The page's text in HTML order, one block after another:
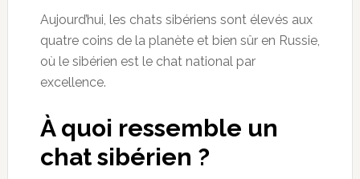
Aujourd’hui, les chats sibériens sont élevés aux
quatre coins de la planète et bien sûr en Russie,
où le sibérien est le chat national par
excellence.
À quoi ressemble un
chat sibérien ?